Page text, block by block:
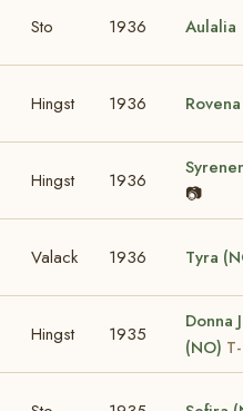
Sto 1936 Aulalia
Hingst 1936
Hingst 1936
📷
Valack 1936 Tyra
Hingst 1935
Donna
(NO)